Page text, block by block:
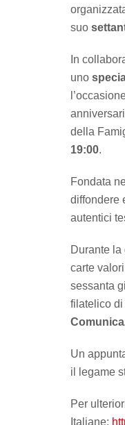
suo
In
uno
della
19:00.
Fondata
diffondere
autentici
Durante
carte
sessanta
filatelico di
Un
il legame
Per
Italiane: